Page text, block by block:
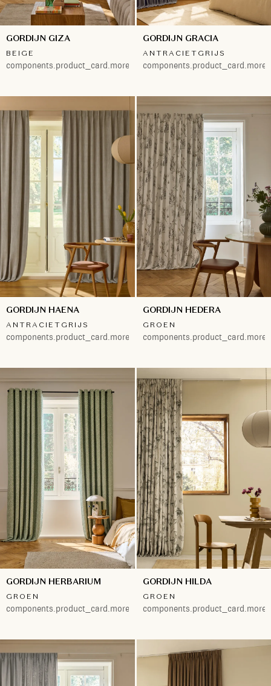
GORDIJN GIZA
BEIGE
components.product_card.more.both
GORDIJN GRACIA
ANTRACIETGRIJS
GORDIJN HAENA
ANTRACIETGRIJS
components.product_card.more.both
GORDIJN HEDERA
GROEN
GORDIJN HERBARIUM
GROEN
components.product_card.more.both
GORDIJN HILDA
GROEN